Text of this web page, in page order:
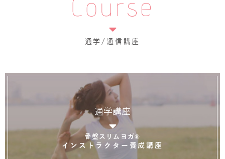
Course
通学/通信講座
通学講座
骨盤スリムヨガ®
インストラクター養成講座